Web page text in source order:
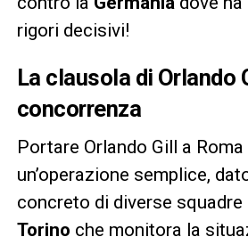
rigori decisivi!
La clausola di Orlando
concorrenza
Portare Orlando Gill a
un’operazione semplice,
concreto di diverse squadre
Torino che monitora la